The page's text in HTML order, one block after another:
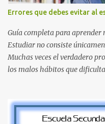
inspirado en los niveles de los
pierdas la letra O , diseñada
Errores que debes evitar al
Guía completa para
Estudiar no consiste
Muchas veces el verdadero
los malos hábitos que
exámenes, tareas y proyectos
cuáles son los errores más